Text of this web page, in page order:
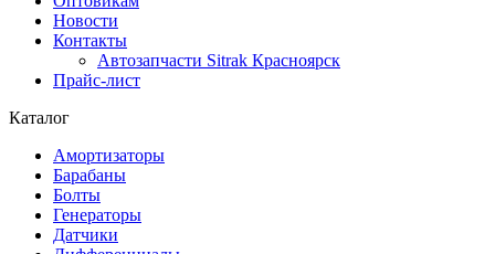
Новости
Контакты
Автозапчасти Sitrak Красноярск
Прайс-лист
Каталог
Амортизаторы
Барабаны
Болты
Генераторы
Датчики